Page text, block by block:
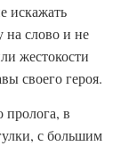
искажать
слово и не
жестокости
своего героя.
пролога, в
с большим